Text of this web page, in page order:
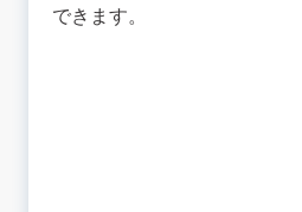
できます。